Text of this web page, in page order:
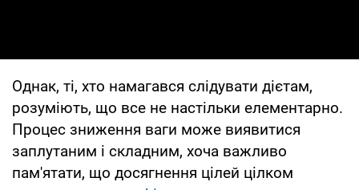
Однак, ті, хто намагався слідувати дієтам,
розуміють, що все не настільки елементарно.
Процес зниження ваги може виявитися
заплутаним і складним, хоча важливо
пам'ятати, що досягнення цілей цілком